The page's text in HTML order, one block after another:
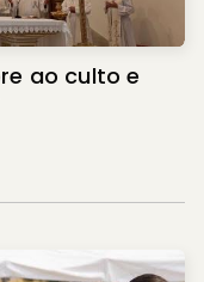
ao culto e